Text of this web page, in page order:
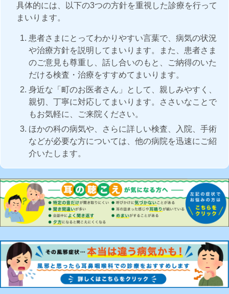
具体的には、以下の3つの方針を重視した診療を行って
まいります。
患者さまにとってわかりやすい言葉で、病気の状況
や治療方針を説明してまいります。また、患者さま
のご意見も尊重し、話し合いのもと、ご納得のいた
だける検査・治療をすすめてまいります。
身近な「町のお医者さん」として、親しみやすく、
親切、丁寧に対応してまいります。ささいなことで
もお気軽に、ご来院ください。
ほかの科の病気や、さらに詳しい検査、入院、手術
などが必要な方については、他の病院を迅速にご紹
介いたします。